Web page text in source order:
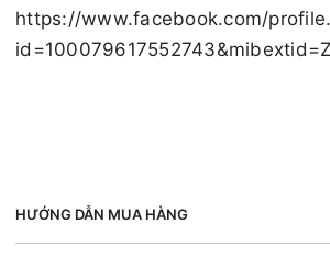
https://www.facebook.com/
HƯỚNG DẪN MUA HÀNG